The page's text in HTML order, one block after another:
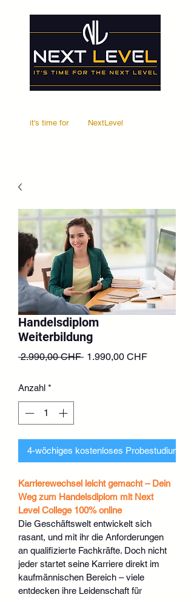
it's time for NextLevel
Handelsdiplom
Weiterbildung
2.990,00 CHF Standardpreis
1.990,00 CHFSale-
Anzahl *
4-wöchiges kostenloses Probestudium
Karrierewechsel leicht gemacht – Dein
Weg zum Handelsdiplom mit Next
Level College 100% online
Die Geschäftswelt entwickelt sich
rasant, und mit ihr die Anforderungen
an qualifizierte Fachkräfte. Doch nicht
jeder startet seine Karriere direkt im
kaufmännischen Bereich – viele
entdecken ihre Leidenschaft für